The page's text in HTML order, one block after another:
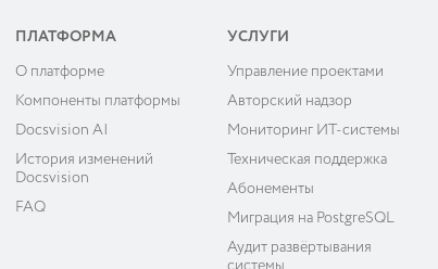
ПЛАТФОРМА
О платформе
Компоненты платформы
Docsvision AI
История изменений
Docsvision
FAQ
УСЛУГИ
Управление проектами
Авторский надзор
Мониторинг ИТ-системы
Техническая поддержка
Абонементы
Миграция на PostgreSQL
Аудит развёртывания
системы